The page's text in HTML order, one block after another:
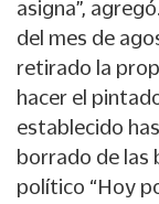
asigna”,
del mes de
retirado la
hacer el
establecido
borrado de las
político “Hoy